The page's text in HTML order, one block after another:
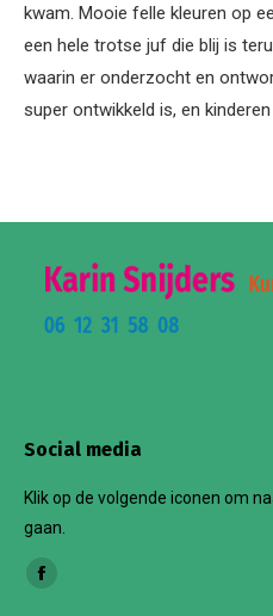
kwam. Mooie felle kleuren op
een hele trotse juf die blij is
waarin er onderzocht en
super ontwikkeld is, en
Social media
Klik op de volgende iconen om
gaan.
Vind ons op:
Facebook